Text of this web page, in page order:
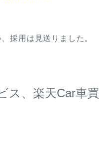
、採用は見送りました。
ス、楽天Car車買